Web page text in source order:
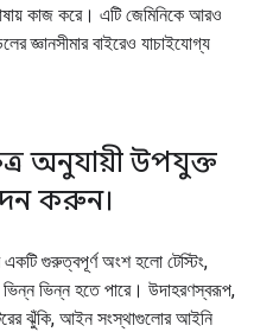
কাজ করে। এটি জেমিনিকে আরও
জ্ঞানসীমার বাইরেও যাচাইযোগ্য
অনুযায়ী উপযুক্ত
করুন।
একটি গুরুত্বপূর্ণ অংশ হলো টেস্টিং,
ভিন্ন ভিন্ন হতে পারে। উদাহরণস্বরূপ,
ঝুঁকি, আইন সংস্থাগুলোর আইনি